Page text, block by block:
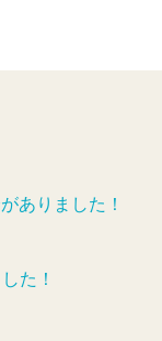
ありました！
た！